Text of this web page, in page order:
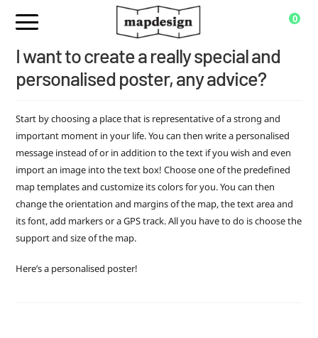
0
I want to create a really special and
personalised poster, any advice?
Start by choosing a place that is representative of a strong and
important moment in your life. You can then write a personalised
message instead of or in addition to the text if you wish and even
import an image into the text box! Choose one of the predefined
map templates and customize its colors for you. You can then
change the orientation and margins of the map, the text area and
its font, add markers or a GPS track. All you have to do is choose the
support and size of the map.
Here’s a personalised poster!